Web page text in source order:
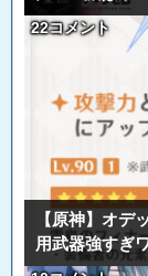
22コメント
【原神】オ
用武器強すぎ